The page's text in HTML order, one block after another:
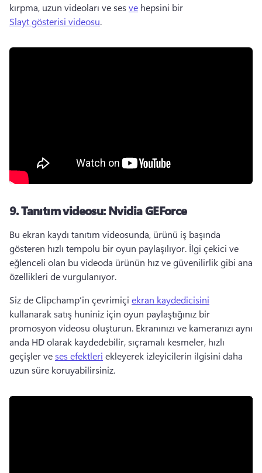
kırpma, uzun videoları ve ses ve hepsini bir
Slayt gösterisi videosu.
9.Tanıtım videosu: Nvidia GEForce
Bu ekran kaydı tanıtım videosunda, ürünü iş başında
gösteren hızlı tempolu bir oyun paylaşılıyor. İlgi çekici ve
eğlenceli olan bu videoda ürünün hız ve güvenilirlik gibi ana
özellikleri de vurgulanıyor.
Siz de Clipchamp’in çevrimiçi ekran kaydedicisini
kullanarak satış huniniz için oyun paylaştığınız bir
promosyon videosu oluşturun. Ekranınızı ve kameranızı aynı
anda HD olarak kaydedebilir, sıçramalı kesmeler, hızlı
geçişler ve ses efektleri ekleyerek izleyicilerin ilgisini daha
uzun süre koruyabilirsiniz.